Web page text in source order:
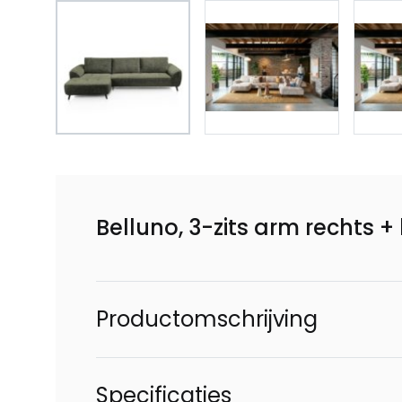
Belluno, 3-zits arm rechts
Productomschrijving
Specificaties